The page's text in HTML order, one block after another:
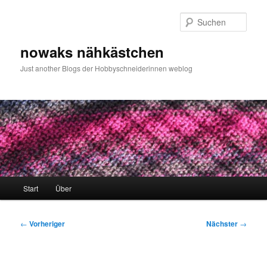
nowaks nähkästchen
Just another Blogs der Hobbyschneiderinnen weblog
Start Über
Beitragsnavigation
← Vorheriger Nächster →